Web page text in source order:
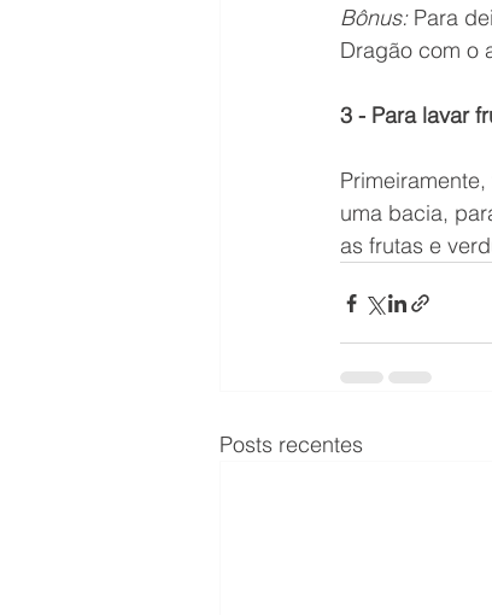
Bônus: Para
Dragão com o
3 - Para lavar
uma bacia,
as frutas e
Posts recentes